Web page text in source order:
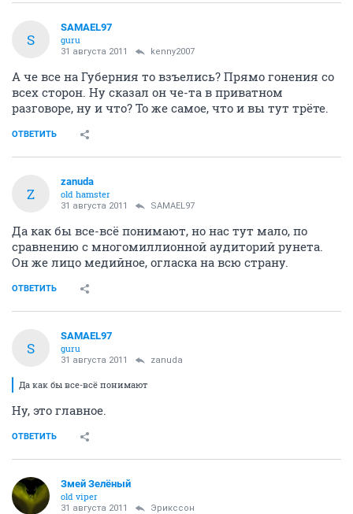
S
SAMAEL97
guru
31 августа 2011 kenny2007
А че все на Губерния то взъелись? Прямо гонения со
всех сторон. Ну сказал он че-та в приватном
разговоре, ну и что? То же самое, что и вы тут трёте.
ОТВЕТИТЬ
Z
zanuda
old hamster
31 августа 2011 SAMAEL97
Да как бы все-всё понимают, но нас тут мало, по
сравнению с многомиллионной аудиторий рунета.
Он же лицо медийное, огласка на всю страну.
ОТВЕТИТЬ
S
SAMAEL97
guru
31 августа 2011 zanuda
Да как бы все-всё понимают
Ну, это главное.
ОТВЕТИТЬ
Змей Зелёный
old viper
31 августа 2011 Эрикссон